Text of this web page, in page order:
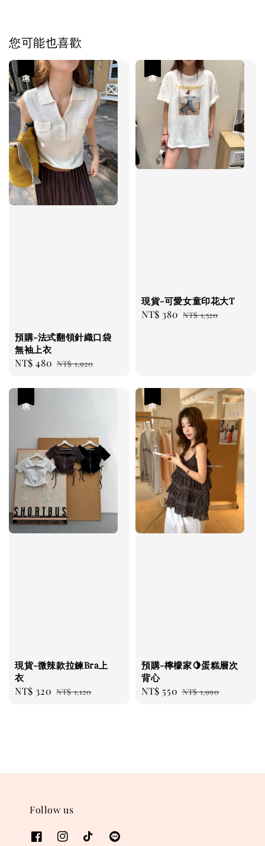
您可能也喜歡
預購-法式翻領針織口袋
無袖上衣
Sale
NT$ 480 Regular
NT$ 1,920
現貨-可愛女童印花大T
Sale
NT$ 380 Regular
NT$ 1,520
現貨-微辣款拉鍊Bra上
衣
Sale
NT$ 320 Regular
NT$ 1,120
預購-檸檬家🍋蛋糕層次
背心
Sale
NT$ 550 Regular
NT$ 1,990
Follow us